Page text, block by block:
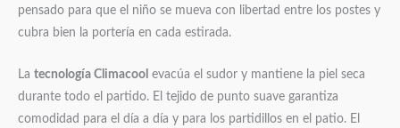
pensado para que el niño se mueva con libertad entre los postes y
cubra bien la portería en cada estirada.
La tecnología Climacool evacúa el sudor y mantiene la piel seca
durante todo el partido. El tejido de punto suave garantiza
comodidad para el día a día y para los partidillos en el patio. El